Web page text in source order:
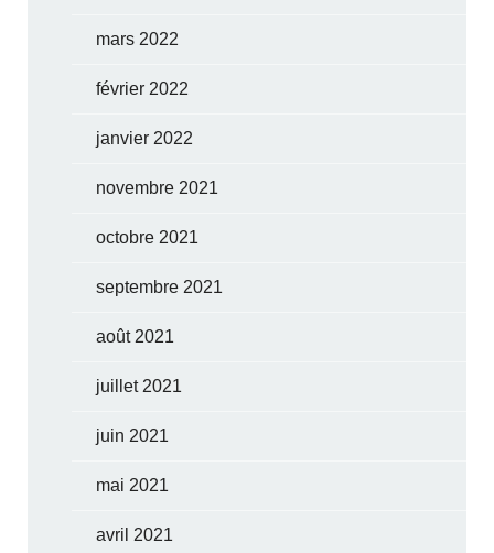
mars 2022
février 2022
janvier 2022
novembre 2021
octobre 2021
septembre 2021
août 2021
juillet 2021
juin 2021
mai 2021
avril 2021